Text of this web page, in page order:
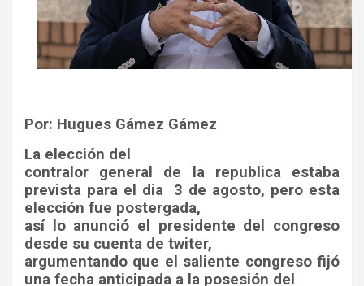
Por: Hugues Gámez Gámez
La elección del
contralor general de la republica estaba
prevista para el dia
3 de agosto, pero esta
elección fue postergada,
así lo anunció el presidente del congreso
desde su cuenta de twiter,
argumentando que el saliente congreso fijó
una fecha anticipada a la posesión del